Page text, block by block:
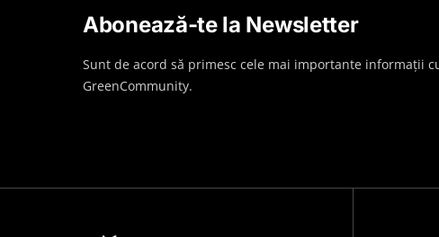
Abonează-te la Newsletter
Sunt de acord să primesc cele mai importante informații
GreenCommunity.